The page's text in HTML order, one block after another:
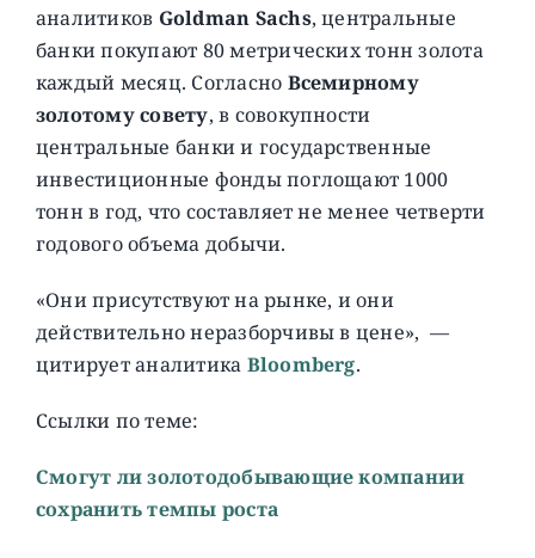
аналитиков Goldman Sachs, центральные
банки покупают 80 метрических тонн золота
каждый месяц. Согласно Всемирному
золотому совету, в совокупности
центральные банки и государственные
инвестиционные фонды поглощают 1000
тонн в год, что составляет не менее четверти
годового объема добычи.
«Они присутствуют на рынке, и они
действительно неразборчивы в цене», —
цитирует аналитика Bloomberg.
Ссылки по теме:
Смогут ли золотодобывающие компании
сохранить темпы роста